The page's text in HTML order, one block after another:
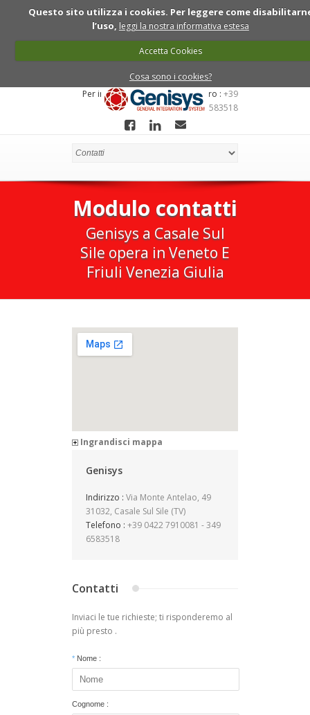
Questo sito utilizza i cookies. Per leggere come
l’uso, leggi la nostra informativa estesa
Accetta Cookies
Cosa sono i cookies?
Per informazioni chiama ll numero : +39
0422 7910081 - 349 6583518
Modulo contatti
Genisys a Casale Sul
Sile opera in Veneto E
Friuli Venezia Giulia
Ingrandisci mappa
Genisys
Indirizzo : Via Monte Antelao, 49
31032, Casale Sul Sile (TV)
Telefono : +39 0422 7910081 - 349
6583518
Contatti
Inviaci le tue richieste; ti risponderemo al
più presto .
* Nome :
Cognome :